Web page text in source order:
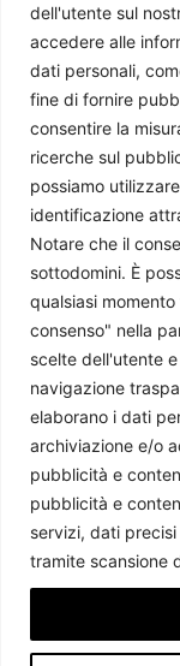
dell'utente sul
accedere alle
dati personali,
fine di fornire
consentire la
ricerche sul
possiamo
identificazione
Notare che il
sottodomini. È
qualsiasi
consenso" nella
scelte dell'utente
navigazione
elaborano i dati
archiviazione e/o
pubblicità e
pubblicità e
servizi, dati
tramite scansione
Colombia, svolta a
nuovo equilibrio
Martina Masu 15 Luglio
Il Libano dopo il
Chiara Salvò 14 Luglio 2026